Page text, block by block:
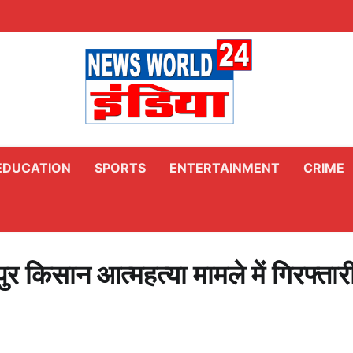
SPORTS ENTERTAINMENT CRIME
किसान आत्महत्या मामले में